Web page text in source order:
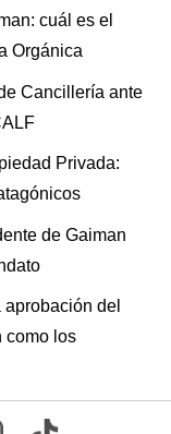
cuál es el
Orgánica
Cancillería ante
Privada:
de Gaiman
del
como los